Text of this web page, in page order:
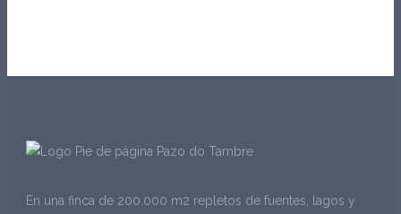
En una finca de 200.000 m2 repletos de fuentes, lagos y